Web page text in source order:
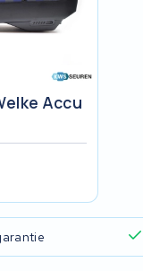
Accu